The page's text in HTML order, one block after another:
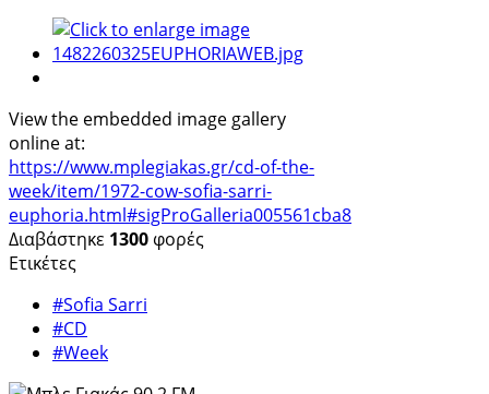
View the embedded image gallery
online at:
https://www.mplegiakas.gr/cd-of-the-
week/item/1972-cow-sofia-sarri-
euphoria.html#sigProGalleria005561cba8
Διαβάστηκε 1300 φορές
Ετικέτες
#Sofia Sarri
#CD
#Week